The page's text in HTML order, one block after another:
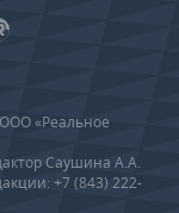
«Реальное
Саушина А.А.
+7 (843) 222-